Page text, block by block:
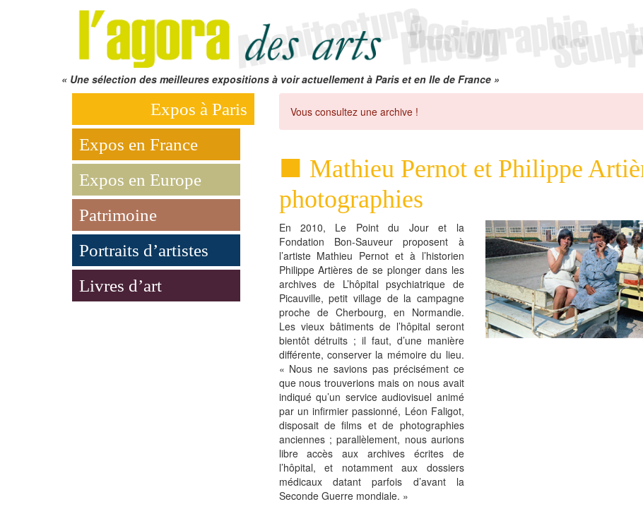
« Une sélection des meilleures expositions à voir actuellement à Paris et en Ile de France »
Expos à Paris
Expos en France
Expos en Europe
Patrimoine
Portraits d’artistes
Livres d’art
Vous consultez une archive !
Mathieu Pernot et Philippe
photographies
En 2010, Le Point du Jour et la
Fondation Bon-Sauveur proposent à
l’artiste Mathieu Pernot et à l’historien
Philippe Artières de se plonger dans les
archives de L’hôpital psychiatrique de
Picauville, petit village de la campagne
proche de Cherbourg, en Normandie.
Les vieux bâtiments de l’hôpital seront
bientôt détruits ; il faut, d’une manière
différente, conserver la mémoire du lieu.
« Nous ne savions pas précisément ce
que nous trouverions mais on nous avait
indiqué qu’un service audiovisuel animé
par un infirmier passionné, Léon Faligot,
disposait de films et de photographies
anciennes ; parallèlement, nous aurions
libre accès aux archives écrites de
l’hôpital, et notamment aux dossiers
médicaux datant parfois d’avant la
Seconde Guerre mondiale. »